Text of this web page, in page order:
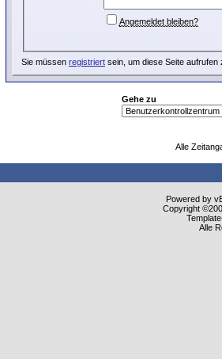
Angemeldet bleiben?
Sie müssen registriert sein, um diese Seite aufrufen
Gehe zu
Alle
Powered by
Copyright
Alle